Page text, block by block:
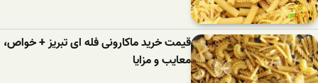
قیمت خرید ماکارونی فله ای تبریز + خواص،
معایب و مزایا